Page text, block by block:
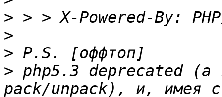
>
>
>
> php5.3 deprecated